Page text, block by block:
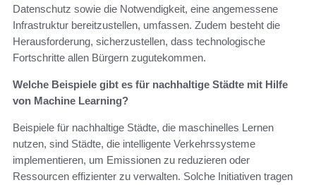
Datenschutz sowie die Notwendigkeit, eine angemessene
Infrastruktur bereitzustellen, umfassen. Zudem besteht die
Herausforderung, sicherzustellen, dass technologische
Fortschritte allen Bürgern zugutekommen.
Welche Beispiele gibt es für nachhaltige Städte mit Hilfe
von Machine Learning?
Beispiele für nachhaltige Städte, die maschinelles Lernen
nutzen, sind Städte, die intelligente Verkehrssysteme
implementieren, um Emissionen zu reduzieren oder
Ressourcen effizienter zu verwalten. Solche Initiativen tragen